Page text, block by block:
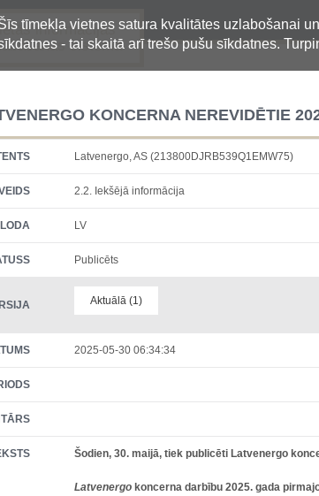
tīmekļa vietnes satura kvalitātes uzlabošanai
- tai skaitā arī trešo pušu sīkdatnes.
informācijas
sistēma
KONCERNA NEREVIDĒTIE
Latvenergo, AS (213800DJRB539Q1EMW75)
2.2. Iekšējā informācija
LV
Publicēts
Aktuālā (1)
2025-05-30 06:34:34
Šodien, 30. maijā, tiek publicēti Latvenergo
Latvenergo koncerna darbību 2025. gada